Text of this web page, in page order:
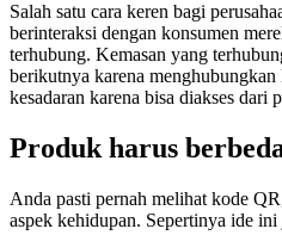
Salah satu cara keren bagi
berinteraksi dengan konsumen
terhubung. Kemasan yang
berikutnya karena
kesadaran karena bisa diakses dari
Produk harus
Anda pasti pernah melihat kode
aspek kehidupan. Sepertinya ide